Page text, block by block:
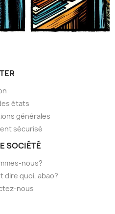
états
générales
sécurisé
SOCIÉTÉ
nous?
dire quoi, abao?
nous